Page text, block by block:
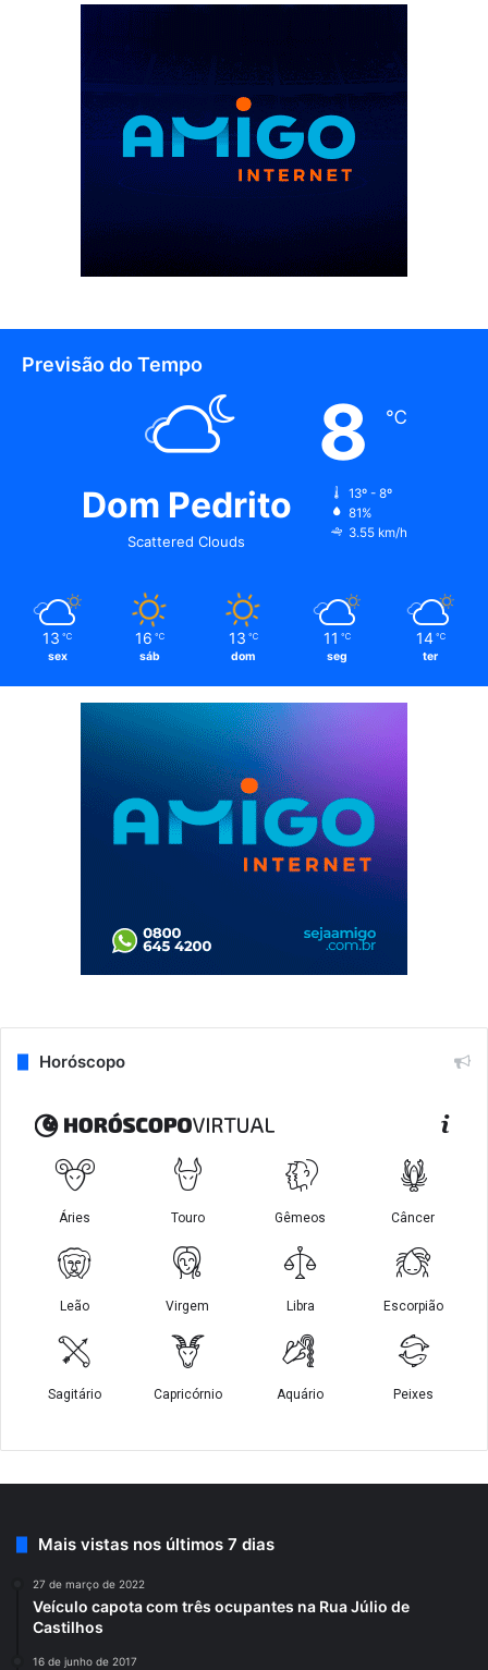
Previsão do Tempo
Dom Pedrito
Scattered Clouds
8 ℃
13º - 8º
81%
3.55 km/h
13 ℃
sex
16 ℃
sáb
13 ℃
dom
11 ℃
seg
14 ℃
ter
Horóscopo
Mais vistas nos últimos 7 dias
27 de março de 2022
Veículo capota com três ocupantes na Rua Júlio de
Castilhos
16 de junho de 2017